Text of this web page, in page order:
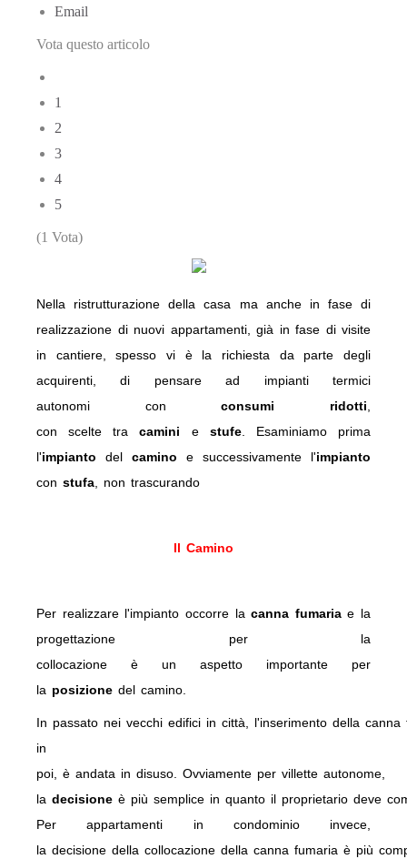
Email
Vota questo articolo
1
2
3
4
5
(1 Vota)
Nella ristrutturazione della casa ma anche in fase di
realizzazione di nuovi appartamenti, già in fase di visite
in cantiere,spesso vi èla richiesta da parte degli
acquirenti,di pensaread impianti
termici
autonomi conconsumi ridotti,
conscelte tra camini e stufe. Esaminiamo prima
l'impianto del camino e successivamente l'impianto
con stufa, non trascurando
Il Camino
Per realizzare l'impianto occorre lacanna fumariae la
progettazione per la
collocazione è un aspetto importante per
la posizione del camino.
In passato nei vecchi edifici in città, l'inserimento della
in
poi, è andata in disuso. Ovviamente per villette autonome,
la decisione è più semplice in quanto il proprietario deve
Per appartamenti in condominio invece,
la decisione della collocazione della canna fumaria è più